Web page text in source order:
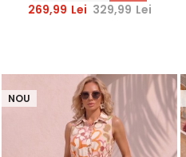
269,99 Lei 329,99 Lei
NOU